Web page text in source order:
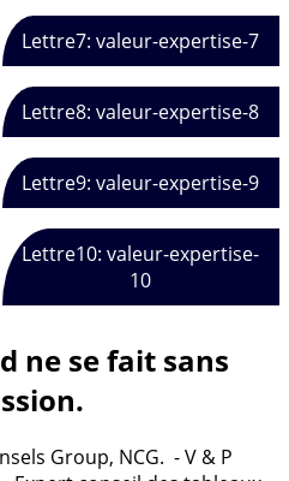
Lettre7: valeur-expertise-7
Lettre8: valeur-expertise-8
Lettre9: valeur-expertise-9
Lettre10: valeur-expertise-
10
ne se fait sans
Group, NCG. - V & P